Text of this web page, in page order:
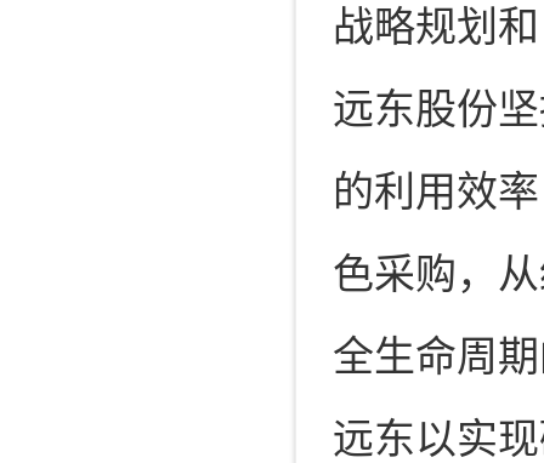
战略规划
远东股份
的利用效
色采购，
全生命周
远东以实